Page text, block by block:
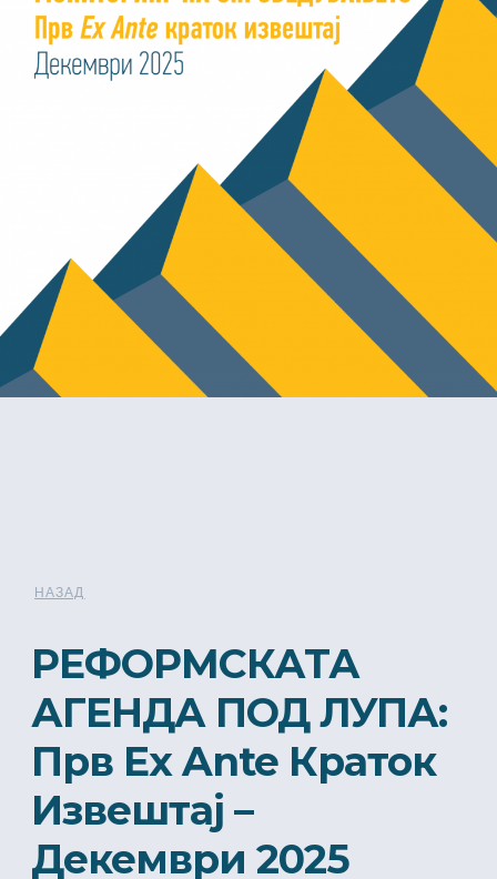
НАЗАД
РЕФОРМСКАТА
АГЕНДА ПОД ЛУПА:
Прв Ex Ante Краток
Извештај –
Декември 2025